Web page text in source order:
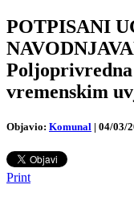
POTPISANI
Poljoprivredna
vremenskim
Objavio: Komunal | 04/03/
Print